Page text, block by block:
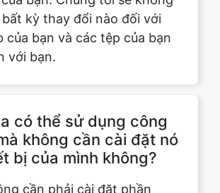
Copy Link
có thể sử dụng công
cần phải cài đặt phần
thiết bị của bạn. Bạn chỉ
trang web của chúng tôi
ưa thích của bạn và thêm